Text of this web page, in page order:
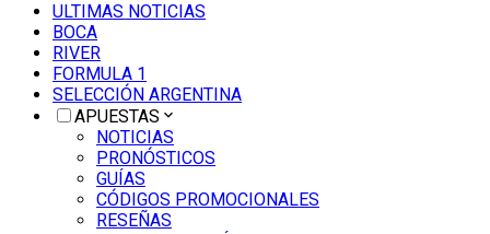
ULTIMAS NOTICIAS
BOCA
RIVER
FORMULA 1
SELECCIÓN ARGENTINA
APUESTAS
NOTICIAS
PRONÓSTICOS
GUÍAS
CÓDIGOS PROMOCIONALES
RESEÑAS